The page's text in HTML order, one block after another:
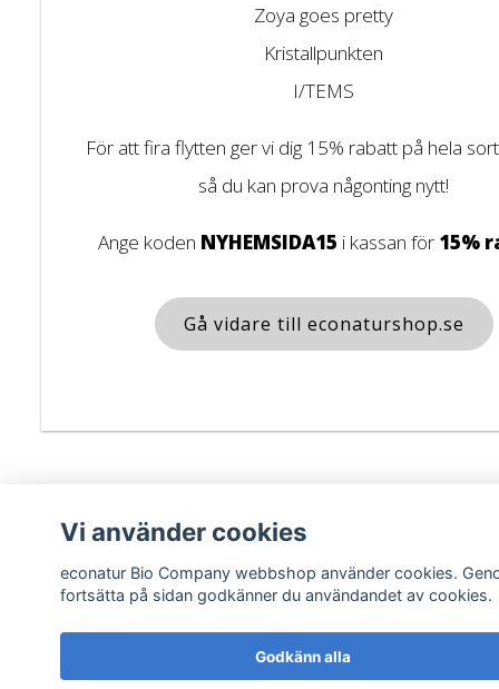
Zoya goes pretty
Kristallpunkten
I/TEMS
För att fira flytten ger vi dig 15% rabatt på hela
så du kan prova någonting nytt!
Ange koden NYHEMSIDA15 i kassan för 15%
Gå vidare till econaturshop.se
Vi använder cookies
econatur Bio Company webbshop använder cookies.
fortsätta på sidan godkänner du användandet av cookies.
Godkänn alla